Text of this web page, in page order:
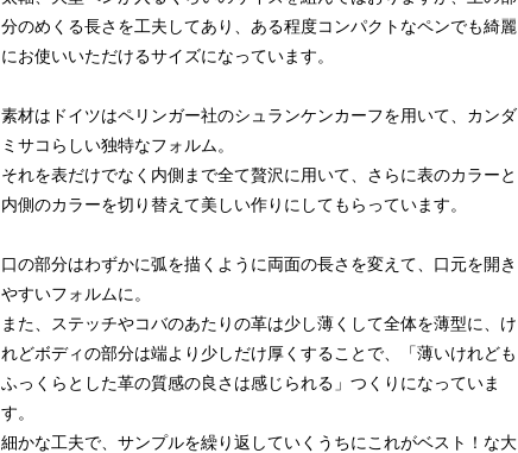
分のめくる長さを工夫してあり、ある程度コンパクトなペンでも綺麗
にお使いいただけるサイズになっています。
素材はドイツはペリンガー社のシュランケンカーフを用いて、カンダ
ミサコらしい独特なフォルム。
それを表だけでなく内側まで全て贅沢に用いて、さらに表のカラーと
内側のカラーを切り替えて美しい作りにしてもらっています。
口の部分はわずかに弧を描くように両面の長さを変えて、口元を開き
やすいフォルムに。
また、ステッチやコバのあたりの革は少し薄くして全体を薄型に、け
れどボディの部分は端より少しだけ厚くすることで、「薄いけれども
ふっくらとした革の質感の良さは感じられる」つくりになっていま
す。
細かな工夫で、サンプルを繰り返していくうちにこれがベスト！な大